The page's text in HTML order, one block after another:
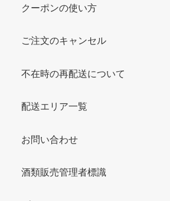
クーポンの使い方
ご注文のキャンセル
不在時の再配送について
配送エリア一覧
お問い合わせ
酒類販売管理者標識